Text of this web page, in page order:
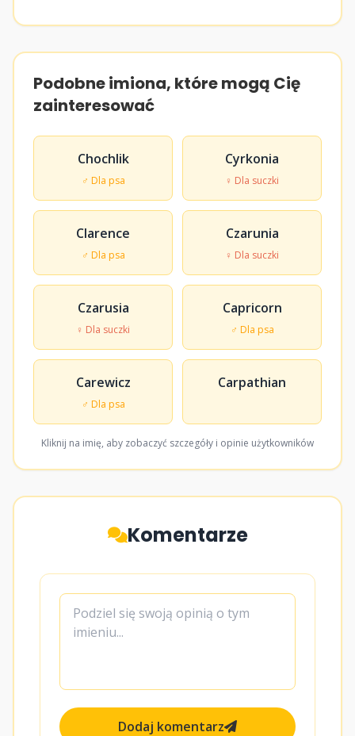
Podobne imiona, które mogą Cię
zainteresować
Chochlik
♂ Dla psa
Cyrkonia
♀ Dla suczki
Clarence
♂ Dla psa
Czarunia
♀ Dla suczki
Czarusia
♀ Dla suczki
Capricorn
♂ Dla psa
Carewicz
♂ Dla psa
Carpathian
Kliknij na imię, aby zobaczyć szczegóły i opinie użytkowników
Komentarze
Dodaj komentarz